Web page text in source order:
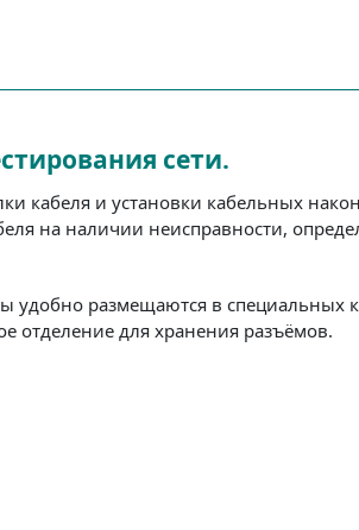
сети.
кабеля и установки кабельных
на наличии неисправности,
удобно размещаются в специальных
отделение для хранения разъёмов.